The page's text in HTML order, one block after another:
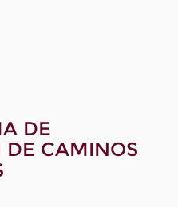
DE
DE CAMINOS